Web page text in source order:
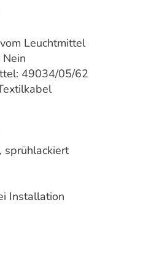
Leuchtmittel
49034/05/62
sprühlackiert
Installation